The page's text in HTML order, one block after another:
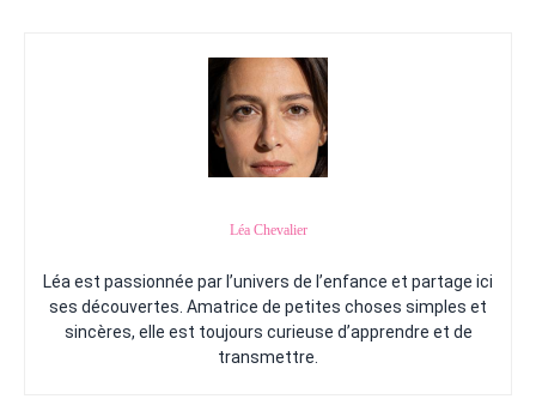
Léa Chevalier
Léa est passionnée par l’univers de l’enfance et partage ici
ses découvertes. Amatrice de petites choses simples et
sincères, elle est toujours curieuse d’apprendre et de
transmettre.